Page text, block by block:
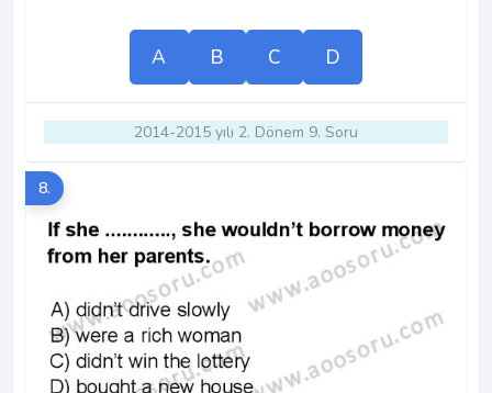
A B C D
2014-2015 yılı 2. Dönem 9. Soru
8.